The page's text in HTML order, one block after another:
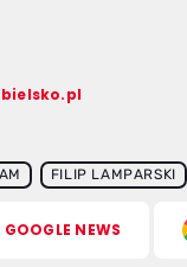
FILIP LAMPARSKI
NEWS